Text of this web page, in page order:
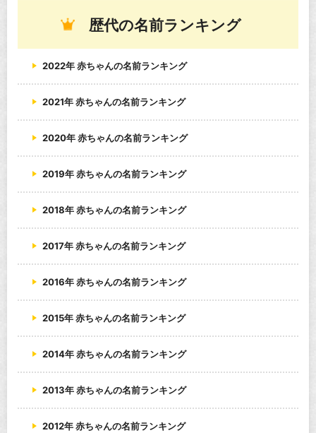
歴代の名前ランキング
2022年 赤ちゃんの名前ランキング
2021年 赤ちゃんの名前ランキング
2020年 赤ちゃんの名前ランキング
2019年 赤ちゃんの名前ランキング
2018年 赤ちゃんの名前ランキング
2017年 赤ちゃんの名前ランキング
2016年 赤ちゃんの名前ランキング
2015年 赤ちゃんの名前ランキング
2014年 赤ちゃんの名前ランキング
2013年 赤ちゃんの名前ランキング
2012年 赤ちゃんの名前ランキング